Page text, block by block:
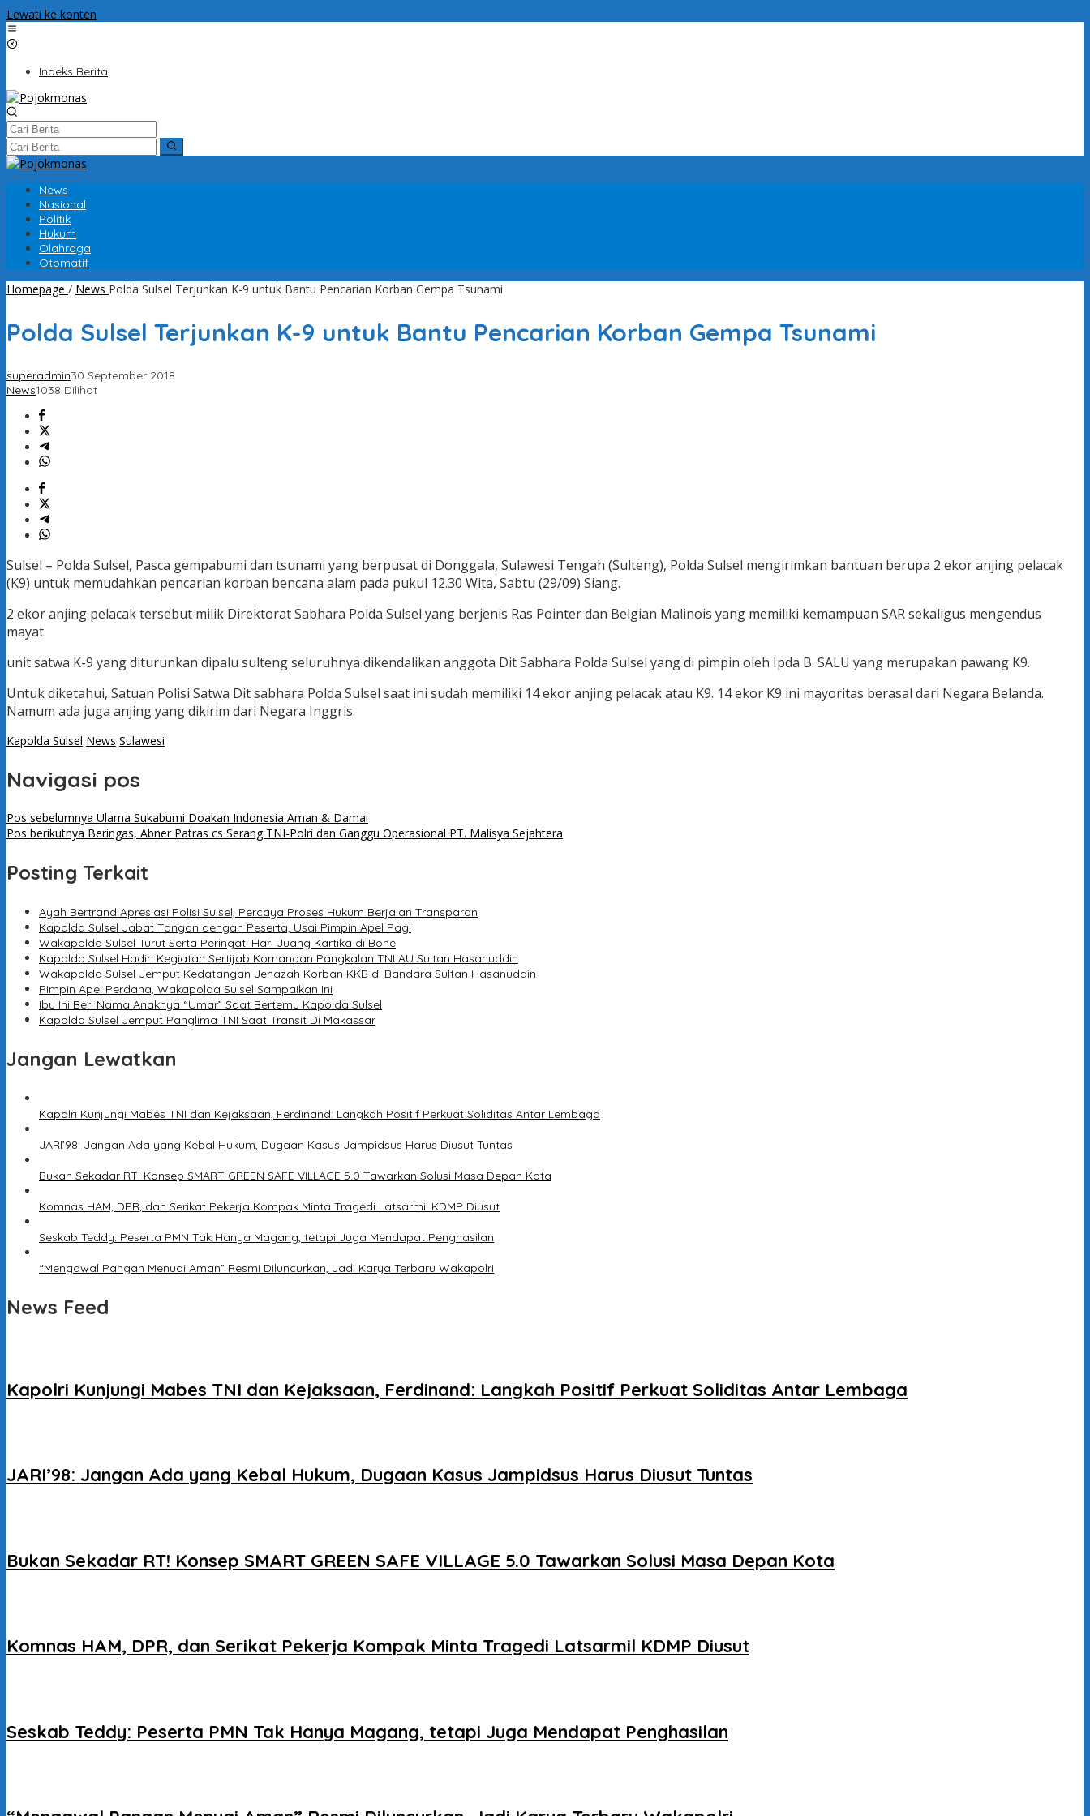
Lewati ke konten
Indeks Berita
News
Nasional
Politik
Hukum
Olahraga
Otomatif
Homepage / News Polda Sulsel Terjunkan K-9 untuk Bantu Pencarian Korban Gempa Tsunami
Polda Sulsel Terjunkan K-9 untuk Bantu Pencarian Korban Gempa Tsunami
superadmin30 September 2018
News1038 Dilihat
Sulsel – Polda Sulsel, Pasca gempabumi dan tsunami yang berpusat di Donggala, Sulawesi Tengah (Sulteng), Polda Sulsel mengirimkan bantuan berupa 2 ekor anjing pelacak
(K9) untuk memudahkan pencarian korban bencana alam pada pukul 12.30 Wita, Sabtu (29/09) Siang.
2 ekor anjing pelacak tersebut milik Direktorat Sabhara Polda Sulsel yang berjenis Ras Pointer dan Belgian Malinois yang memiliki kemampuan SAR sekaligus mengendus
mayat.
unit satwa K-9 yang diturunkan dipalu sulteng seluruhnya dikendalikan anggota Dit Sabhara Polda Sulsel yang di pimpin oleh Ipda B. SALU yang merupakan pawang K9.
Untuk diketahui, Satuan Polisi Satwa Dit sabhara Polda Sulsel saat ini sudah memiliki 14 ekor anjing pelacak atau K9. 14 ekor K9 ini mayoritas berasal dari Negara Belanda.
Namum ada juga anjing yang dikirim dari Negara Inggris.
Kapolda Sulsel News Sulawesi
Navigasi pos
Pos sebelumnya Ulama Sukabumi Doakan Indonesia Aman & Damai
Pos berikutnya Beringas, Abner Patras cs Serang TNI-Polri dan Ganggu Operasional PT. Malisya Sejahtera
Posting Terkait
Ayah Bertrand Apresiasi Polisi Sulsel, Percaya Proses Hukum Berjalan Transparan
Kapolda Sulsel Jabat Tangan dengan Peserta, Usai Pimpin Apel Pagi
Wakapolda Sulsel Turut Serta Peringati Hari Juang Kartika di Bone
Kapolda Sulsel Hadiri Kegiatan Sertijab Komandan Pangkalan TNI AU Sultan Hasanuddin
Wakapolda Sulsel Jemput Kedatangan Jenazah Korban KKB di Bandara Sultan Hasanuddin
Pimpin Apel Perdana, Wakapolda Sulsel Sampaikan Ini
Ibu Ini Beri Nama Anaknya “Umar” Saat Bertemu Kapolda Sulsel
Kapolda Sulsel Jemput Panglima TNI Saat Transit Di Makassar
Jangan Lewatkan
Kapolri Kunjungi Mabes TNI dan Kejaksaan, Ferdinand: Langkah Positif Perkuat Soliditas Antar Lembaga
JARI’98: Jangan Ada yang Kebal Hukum, Dugaan Kasus Jampidsus Harus Diusut Tuntas
Bukan Sekadar RT! Konsep SMART GREEN SAFE VILLAGE 5.0 Tawarkan Solusi Masa Depan Kota
Komnas HAM, DPR, dan Serikat Pekerja Kompak Minta Tragedi Latsarmil KDMP Diusut
Seskab Teddy: Peserta PMN Tak Hanya Magang, tetapi Juga Mendapat Penghasilan
“Mengawal Pangan Menuai Aman” Resmi Diluncurkan, Jadi Karya Terbaru Wakapolri
News Feed
Kapolri Kunjungi Mabes TNI dan Kejaksaan, Ferdinand: Langkah Positif Perkuat Soliditas Antar Lembaga
JARI’98: Jangan Ada yang Kebal Hukum, Dugaan Kasus Jampidsus Harus Diusut Tuntas
Bukan Sekadar RT! Konsep SMART GREEN SAFE VILLAGE 5.0 Tawarkan Solusi Masa Depan Kota
Komnas HAM, DPR, dan Serikat Pekerja Kompak Minta Tragedi Latsarmil KDMP Diusut
Seskab Teddy: Peserta PMN Tak Hanya Magang, tetapi Juga Mendapat Penghasilan